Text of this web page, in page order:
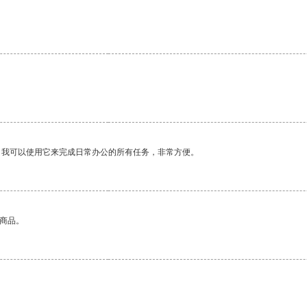
可以使用它来完成日常办公的所有任务，非常方便。
品。